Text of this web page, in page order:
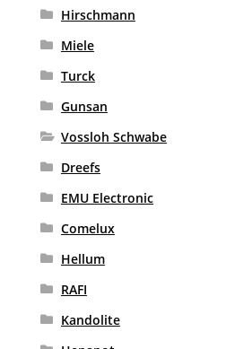
Hirschmann
Miele
Turck
Gunsan
Vossloh Schwabe
Dreefs
EMU Electronic
Comelux
Hellum
RAFI
Kandolite